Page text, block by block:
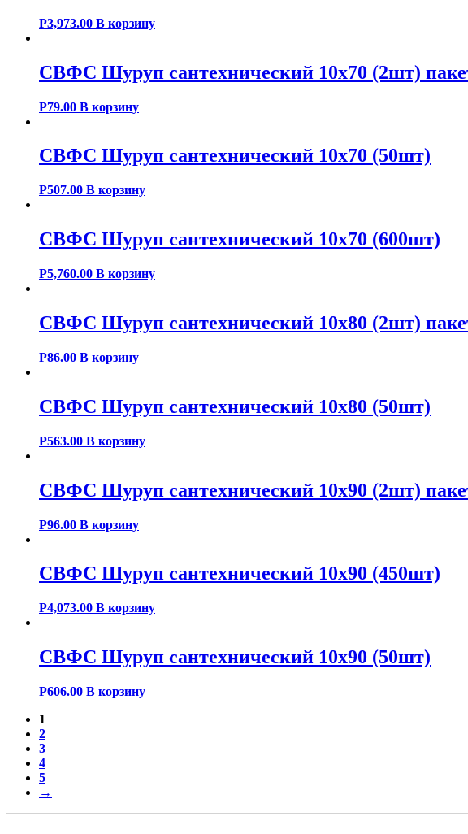
Р3,973.00 В корзину
СВФС Шуруп сантехнический 10х70 (2шт)
Р79.00 В корзину
СВФС Шуруп сантехнический 10х70 (50шт)
Р507.00 В корзину
СВФС Шуруп сантехнический 10х70 (600шт)
Р5,760.00 В корзину
СВФС Шуруп сантехнический 10х80 (2шт)
Р86.00 В корзину
СВФС Шуруп сантехнический 10х80 (50шт)
Р563.00 В корзину
СВФС Шуруп сантехнический 10х90 (2шт)
Р96.00 В корзину
СВФС Шуруп сантехнический 10х90 (450шт)
Р4,073.00 В корзину
СВФС Шуруп сантехнический 10х90 (50шт)
Р606.00 В корзину
1
2
3
4
5
→